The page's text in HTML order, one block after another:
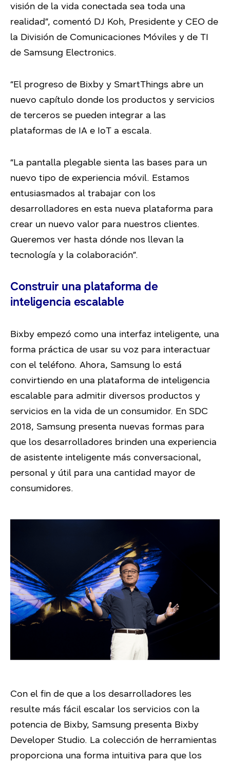
visión de la vida conectada sea toda una
realidad”, comentó DJ Koh, Presidente y CEO de
la División de Comunicaciones Móviles y de TI
de Samsung Electronics.
“El progreso de Bixby y SmartThings abre un
nuevo capítulo donde los productos y servicios
de terceros se pueden integrar a las
plataformas de IA e IoT a escala.
“La pantalla plegable sienta las bases para un
nuevo tipo de experiencia móvil. Estamos
entusiasmados al trabajar con los
desarrolladores en esta nueva plataforma para
crear un nuevo valor para nuestros clientes.
Queremos ver hasta dónde nos llevan la
tecnología y la colaboración”.
Construir una plataforma de
inteligencia escalable
Bixby empezó como una interfaz inteligente, una
forma práctica de usar su voz para interactuar
con el teléfono. Ahora, Samsung lo está
convirtiendo en una plataforma de inteligencia
escalable para admitir diversos productos y
servicios en la vida de un consumidor. En SDC
2018, Samsung presenta nuevas formas para
que los desarrolladores brinden una experiencia
de asistente inteligente más conversacional,
personal y útil para una cantidad mayor de
consumidores.
Con el fin de que a los desarrolladores les
resulte más fácil escalar los servicios con la
potencia de Bixby, Samsung presenta Bixby
Developer Studio. La colección de herramientas
proporciona una forma intuitiva para que los